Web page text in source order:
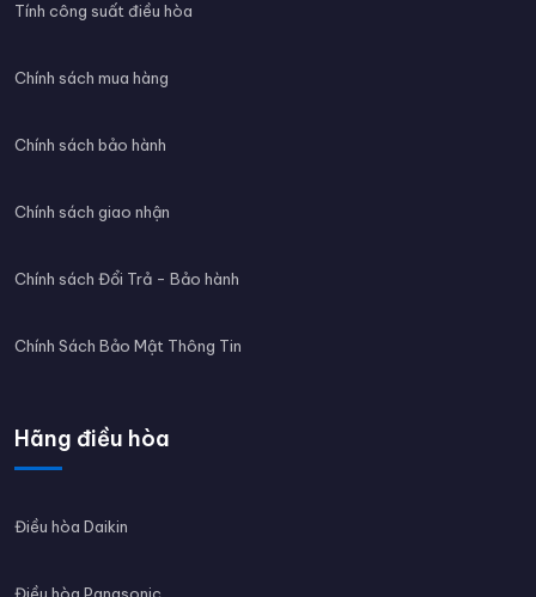
Tính công suất điều hòa
Chính sách mua hàng
Chính sách bảo hành
Chính sách giao nhận
Chính sách Đổi Trả - Bảo hành
Chính Sách Bảo Mật Thông Tin
Hãng điều hòa
Điều hòa Daikin